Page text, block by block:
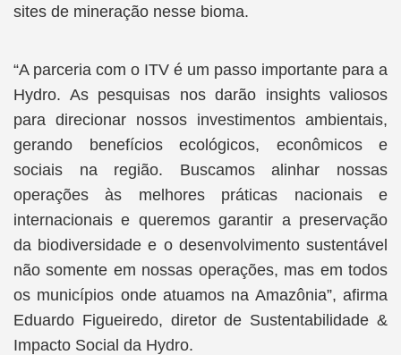
sites de mineração nesse bioma.
“A parceria com o ITV é um passo importante para a
Hydro. As pesquisas nos darão insights valiosos
para direcionar nossos investimentos ambientais,
gerando benefícios ecológicos, econômicos e
sociais na região. Buscamos alinhar nossas
operações às melhores práticas nacionais e
internacionais e queremos garantir a preservação
da biodiversidade e o desenvolvimento sustentável
não somente em nossas operações, mas em todos
os municípios onde atuamos na Amazônia”, afirma
Eduardo Figueiredo, diretor de Sustentabilidade &
Impacto Social da Hydro.